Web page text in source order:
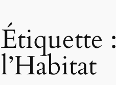
Étiquette :
l’Habitat